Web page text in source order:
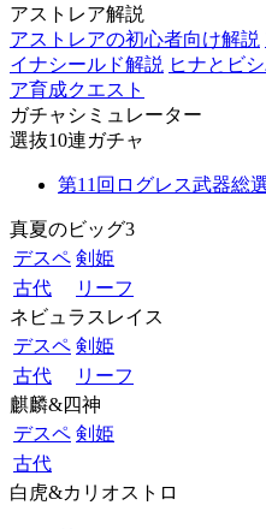
アストレア解説
アストレアの初心者向け解説
イナシールド解説 ヒナとビ
ア育成クエスト
ガチャシミュレーター
選抜10連ガチャ
第11回ログレス武器総
真夏のビッグ3
デスペ 剣姫
古代
リーフ
ネビュラスレイス
デスペ 剣姫
古代
リーフ
麒麟&四神
デスペ 剣姫
古代
白虎&カリオストロ